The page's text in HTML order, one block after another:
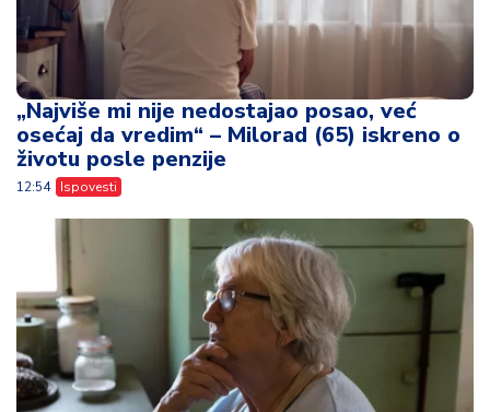
„Najviše mi nije nedostajao posao, već
osećaj da vredim“ – Milorad (65) iskreno o
životu posle penzije
12:54 Ispovesti